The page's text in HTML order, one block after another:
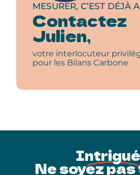
MESURER, C’EST DÉJÀ
Contactez
Julien,
votre interlocuteur
pour les Bilans Carbone
Ne soyez pas